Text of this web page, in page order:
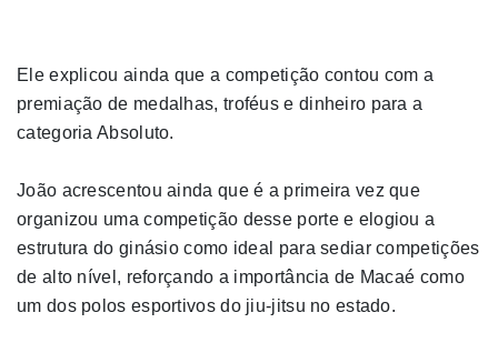
Ele explicou ainda que a competição contou com a
premiação de medalhas, troféus e dinheiro para a
categoria Absoluto.
João acrescentou ainda que é a primeira vez que
organizou uma competição desse porte e elogiou a
estrutura do ginásio como ideal para sediar competições
de alto nível, reforçando a importância de Macaé como
um dos polos esportivos do jiu-jitsu no estado.